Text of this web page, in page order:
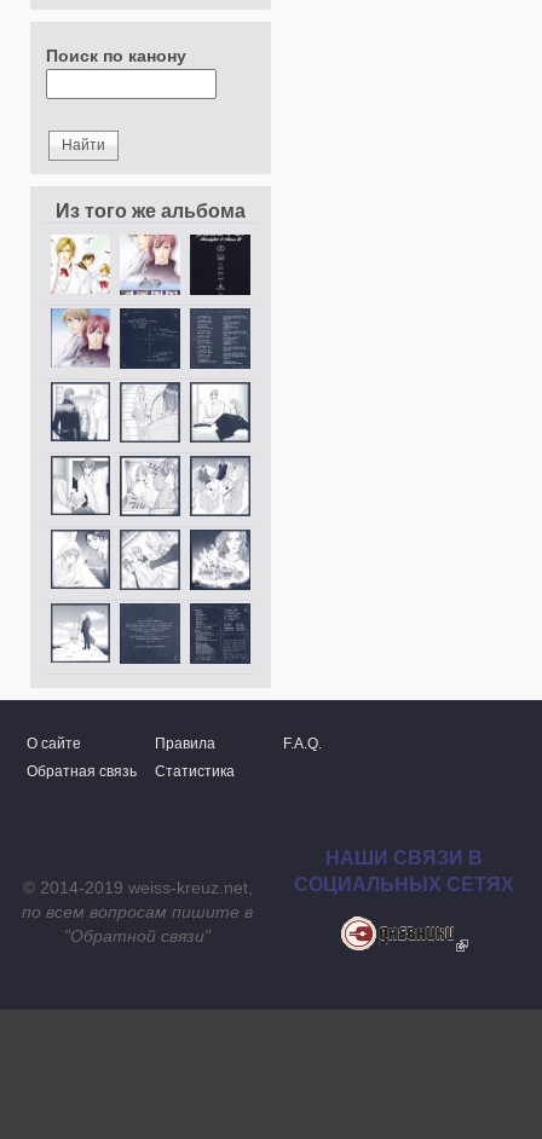
Поиск по канону
Из того же альбома
О сайте Правила
F.A.Q.
Обратная связь
Статистика
© 2014-2019 weiss-kreuz.net,
по всем вопросам пишите в
"Обратной связи"
НАШИ СВЯЗИ В
СОЦИАЛЬНЫХ СЕТЯХ